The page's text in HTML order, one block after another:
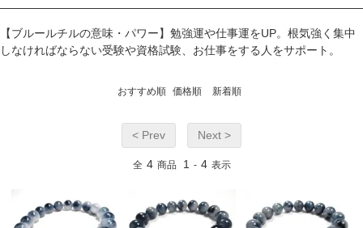
【ブルールチルの意味・パワー】勉強運や仕事運をUP。根気強く集中
しなければならない受験や資格試験、お仕事をする人をサポート。
おすすめ順 価格順 新着順
< Prev Next >
全 4 商品 1 - 4 表示